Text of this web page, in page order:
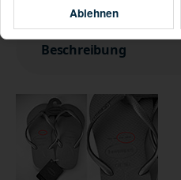
Beschreibung
Ablehnen